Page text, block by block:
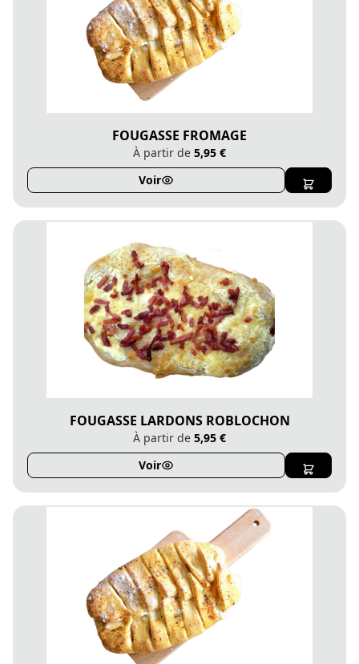
FOUGASSE FROMAGE
À partir de 5,95 €
Voir
FOUGASSE LARDONS ROBLOCHON
À partir de 5,95 €
Voir